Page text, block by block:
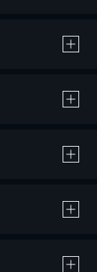
購入 / レンタルです。
のポイント還元です。